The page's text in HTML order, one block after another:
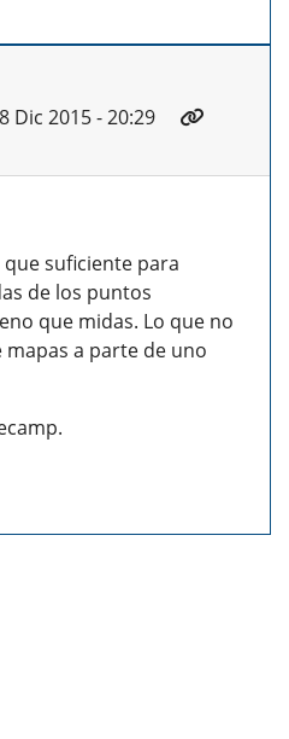
Dic 2015 - 20:29
que suficiente para
de los puntos
que midas. Lo que no
a parte de uno